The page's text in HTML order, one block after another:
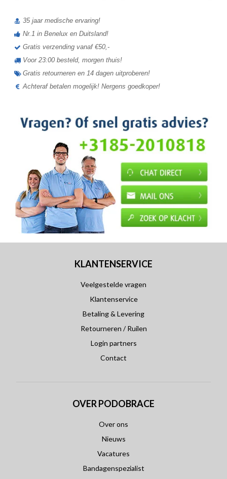
35 jaar medische ervaring!
Nr.1 in Benelux en Duitsland!
Gratis verzending vanaf €50,-
Voor 23:00 besteld, morgen thuis!
Gratis retourneren en 14 dagen uitproberen!
Achteraf betalen mogelijk! Nergens goedkoper!
KLANTENSERVICE
Veelgestelde vragen
Klantenservice
Betaling & Levering
Retourneren / Ruilen
Login partners
Contact
OVER PODOBRACE
Over ons
Nieuws
Vacatures
Bandagenspezialist